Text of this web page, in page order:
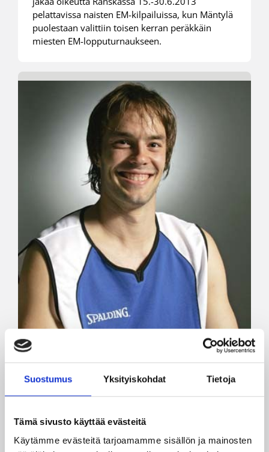
Suostumus Yksityiskohdat Tietoja
Tämä sivusto käyttää evästeitä
Käytämme evästeitä tarjoamamme sisällön ja mainosten
pelattavissa naisten EM-kilpailuissa, kun Mäntylä
puolestaan valittiin toisen kerran peräkkäin
miesten EM-lopputurnaukseen.